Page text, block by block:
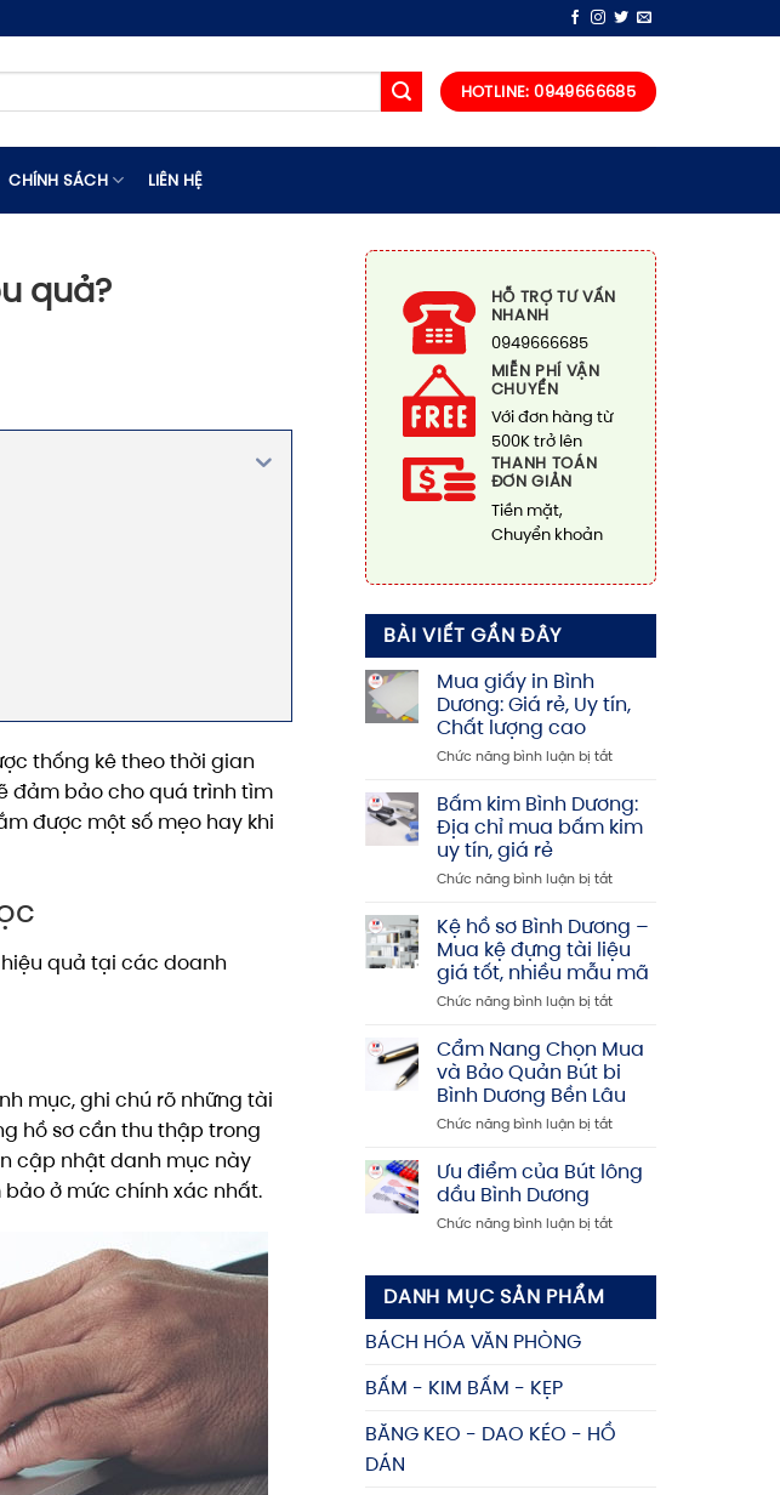
HOTLINE: 0949666685
CHÍNH SÁCH LIÊN HỆ
quả?
thống kê theo thời gian
đảm bảo cho quá trình tìm
được một số mẹo hay khi
quả tại các doanh
mục, ghi chú rõ những tài
hồ sơ cần thu thập trong
cập nhật danh mục này
ở mức chính xác nhất.
HỖ TRỢ TƯ VẤN
NHANH
0949666685
MIỄN PHÍ VẬN
CHUYỂN
Với đơn hàng từ
500K trở lên
THANH TOÁN
ĐƠN GIẢN
Tiền mặt,
Chuyển khoản
BÀI VIẾT GẦN ĐÂY
Mua giấy in Bình
Dương: Giá rẻ, Uy tín,
Chất lượng cao
Chức năng bình luận bị tắtở
in
Bình
Giá
Uy
tín,
Chất
lượng
cao
Bấm kim Bình Dương:
Địa chỉ mua bấm kim
uy tín, giá rẻ
Chức năng bình luận bị tắtở
Bình
Dương:
Địa
chỉ
bấm
kim
uy
tín,
giá
Kệ hồ sơ Bình Dương –
Mua kệ đựng tài liệu
giá tốt, nhiều mẫu mã
Chức năng bình luận bị tắtở
hồ
sơ
Bình
Dương
–
kệ
đựng
liệu
Cẩm Nang Chọn Mua
và Bảo Quản Bút bi
Bình Dương Bền Lâu
Chức năng bình luận bị tắtở
Nang
Chọn
và
Ưu điểm của Bút lông
dầu Bình Dương
Chức năng bình luận bị tắtở
lông
DANH MỤC SẢN PHẨM
BÁCH HÓA VĂN PHÒNG
BẤM - KIM BẤM - KẸP
BĂNG KEO - DAO KÉO - HỒ
DÁN